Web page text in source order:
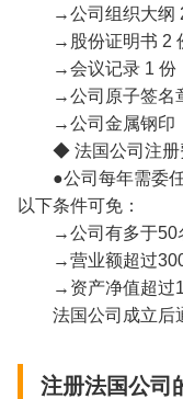
→公司组织大纲
→股份证明书 2
→会议记录 1 份
→公司原子签名
→公司金属钢印
◆ 法国公司注册
●公司每年需委任
以下条件可免：
→公司有多于50
→营业额超过300
→资产净值超过
法国公司成立后通
注册法国公司